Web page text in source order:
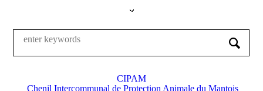
CIPAM
Chenil Intercommunal de Protection Animale du Mantois